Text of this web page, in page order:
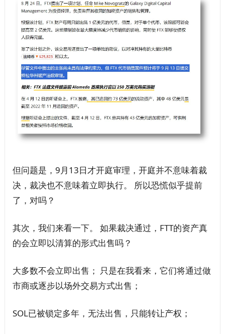
但问题是，9月13日才开庭审理，开庭并不意味着裁
决，裁决也不意味着立即执行。 所以恐慌似乎提前
了，对吗？
其次，我们来看一下。 如果裁决通过，FTT的资产真
的会立即以清算的形式出售吗？
大多数不会立即出售； 只是在我看来，它们将通过做
市商或逐步以场外交易方式出售；
SOL已被锁定多年，无法出售，只能转让产权；